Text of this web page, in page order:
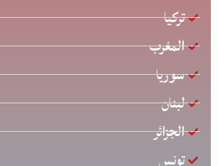
تركيا
المغرب
سوريا
لبنان
الجزائر
تونس